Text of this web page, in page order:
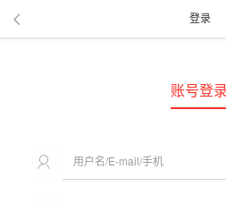
登录
账号登录